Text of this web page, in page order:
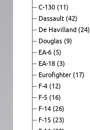
C-130 (11)
Dassault (42)
De Havilland (24)
Douglas (9)
EA-6 (5)
EA-18 (3)
Eurofighter (17)
F-4 (12)
F-5 (16)
F-14 (26)
F-15 (23)